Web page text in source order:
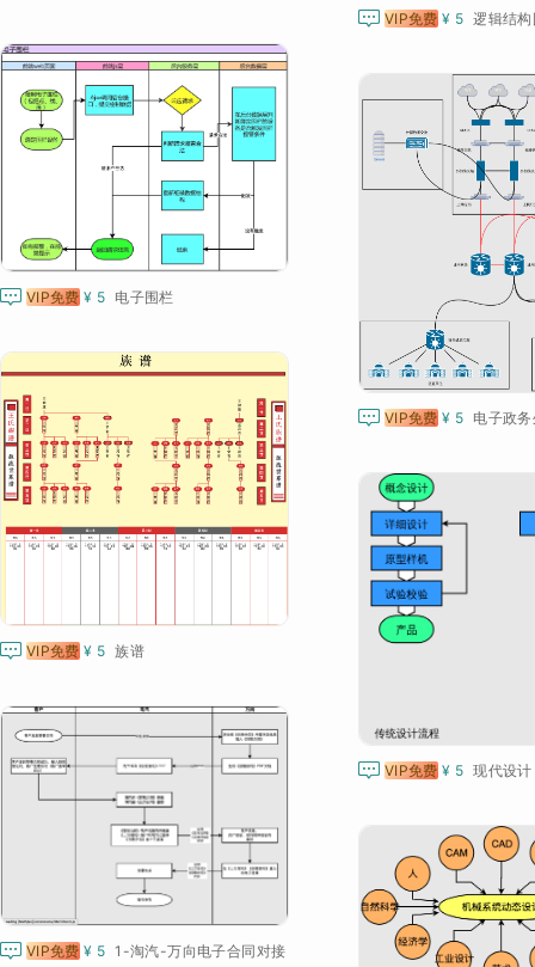
 VIP免费 ¥ 5 逻辑结
 VIP免费 ¥ 5 电子围栏
 VIP免费 ¥ 5 电子政
 VIP免费 ¥ 5 族谱
 VIP免费 ¥ 5 现代设计
 VIP免费 ¥ 5 1-淘汽-万向电子合同对接